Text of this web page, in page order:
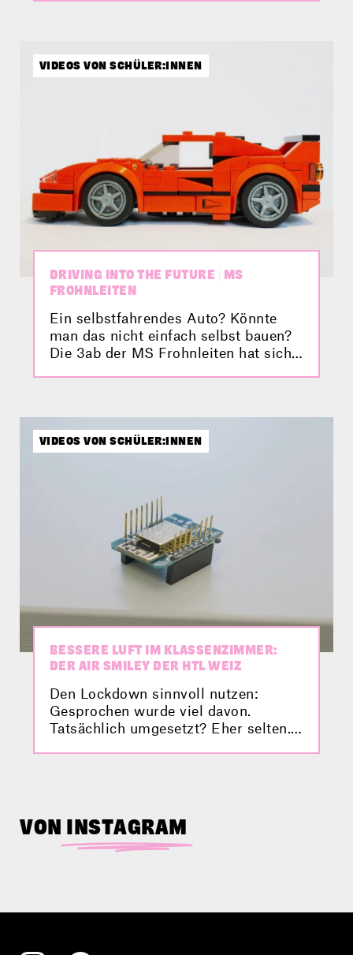
"Elektronik-Schatzkammer" der
Schule.
VIDEOS VON SCHÜLER:INNEN
DRIVING INTO THE FUTURE | MS
FROHNLEITEN
Ein selbstfahrendes Auto? Könnte
man das nicht einfach selbst bauen?
Die 3ab der MS Frohnleiten hat sich
selbst!
VIDEOS VON SCHÜLER:INNEN
BESSERE LUFT IM KLASSENZIMMER:
DER AIR SMILEY DER HTL WEIZ
Den Lockdown sinnvoll nutzen:
Gesprochen wurde viel davon.
Tatsächlich umgesetzt? Eher selten.
erfährst du von den Schüler*innen
selbst, wie aus vielen Einzelteilen der
VON INSTAGRAM